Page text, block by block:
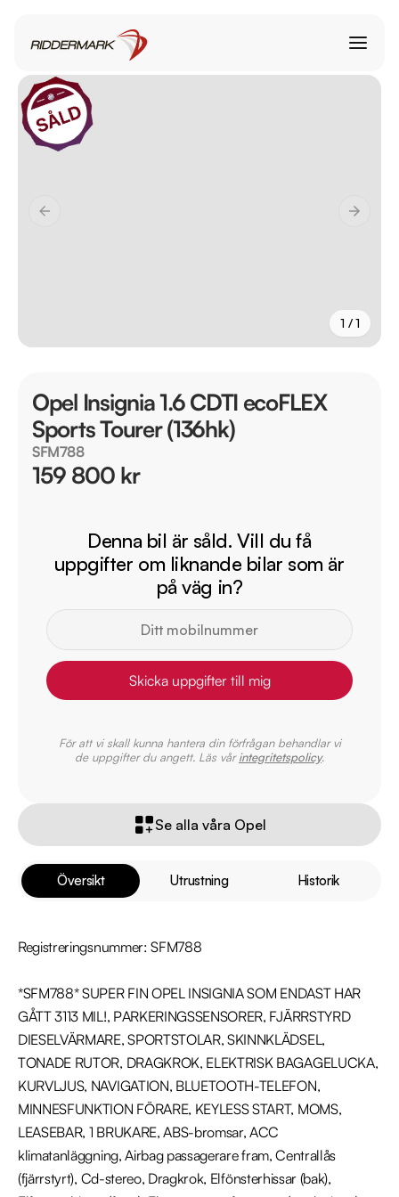
1 / 1
Översikt Utrustning Historik
Registreringsnummer: SFM788
*SFM788* SUPER FIN OPEL INSIGNIA SOM ENDAST HAR
GÅTT 3113 MIL!, PARKERINGSSENSORER, FJÄRRSTYRD
DIESELVÄRMARE, SPORTSTOLAR, SKINNKLÄDSEL,
TONADE RUTOR, DRAGKROK, ELEKTRISK BAGAGELUCKA,
KURVLJUS, NAVIGATION, BLUETOOTH-TELEFON,
MINNESFUNKTION FÖRARE, KEYLESS START, MOMS,
LEASEBAR, 1 BRUKARE, ABS-bromsar, ACC
klimatanläggning, Airbag passagerare fram, Centrallås
(fjärrstyrt), Cd-stereo, Dragkrok, Elfönsterhissar (bak),
Opel Insignia 1.6 CDTI ecoFLEX
Sports Tourer (136hk)
SFM788
159 800 kr
Denna bil är såld. Vill du få
uppgifter om liknande bilar som är
på väg in?
Skicka uppgifter till mig
För att vi skall kunna hantera din förfrågan behandlar vi
de uppgifter du angett. Läs vårintegritetspolicy.
Se alla våra Opel